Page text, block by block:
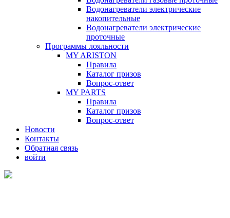
Водонагреватели электрические
накопительные
Водонагреватели электрические
проточные
Программы лояльности
MY ARISTON
Правила
Каталог призов
Вопрос-ответ
MY PARTS
Правила
Каталог призов
Вопрос-ответ
Новости
Контакты
Обратная связь
войти